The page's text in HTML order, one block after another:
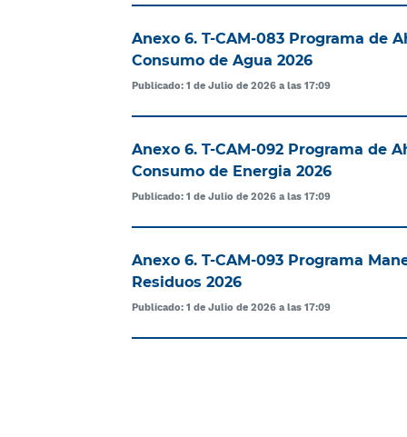
Anexo 6. T-CAM-083 Programa de
Consumo de Agua 2026
Publicado: 1 de Julio de 2026 a las 17:09
Anexo 6. T-CAM-092 Programa de
Consumo de Energia 2026
Publicado: 1 de Julio de 2026 a las 17:09
Anexo 6. T-CAM-093 Programa
Residuos 2026
Publicado: 1 de Julio de 2026 a las 17:09